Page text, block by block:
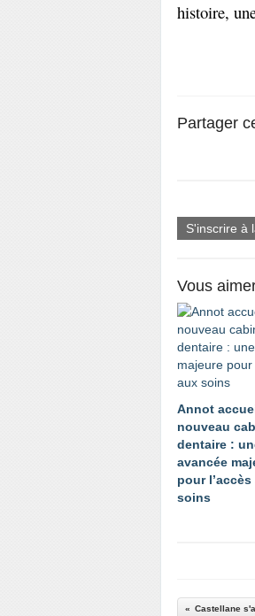
histoire,
Partager
S'inscrire à
Vous
Annot
nouveau
dentaire :
avancée
pour l’accès
soins
Castellane